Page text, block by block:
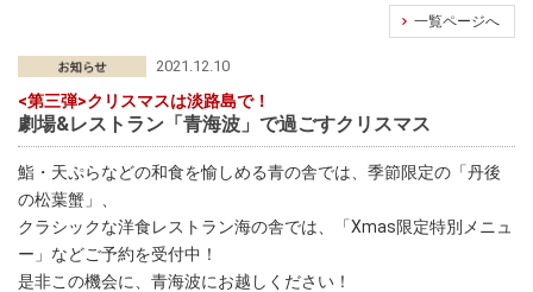
一覧ページへ
2021.12.10
<第三弾>クリスマスは淡路島で！
劇場&レストラン「青海波」で過ごすクリスマス
鮨・天ぷらなどの和食を愉しめる青の舎では、季節限定の「丹後
の松葉蟹」、
クラシックな洋食レストラン海の舎では、「Xmas限定特別メニュ
ー」などご予約を受付中！
是非この機会に、青海波にお越しください！